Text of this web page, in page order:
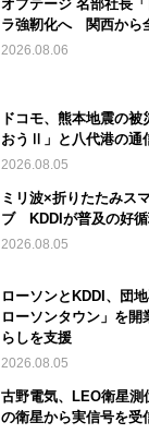
オプテージ 名部社長
ラ強靭化へ 関西から
2026.08.06
ドコモ、熊本地震の
おうⅡ」と八代港の通
2026.08.05
ミリ波×折りたたみス
ブ KDDIが普及の好循
2026.08.05
ローソンとKDDI、団
ローソンタウン」を
らしを支援
2026.08.05
古野電気、LEO衛星測
の衛星から実信号を受